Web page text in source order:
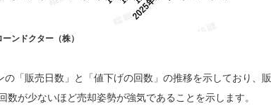
ンドクター（株）
「販売日数」と「値下げの回数」の推移を示しており、販
が少ないほど売却姿勢が強気であることを示します。